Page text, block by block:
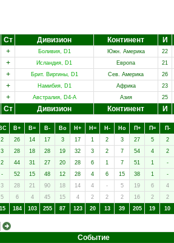
Ст Дивизион Континент И
+ Боливия, D1 Южн. Америка 22
+ Исландия, D1 Европа 21
+ Брит. Виргины, D1 Сев. Америка 26
+ Намибия, D1 Африка 23
+ Австралия, D4-A Азия 25
Ст Дивизион Континент И
ВC В+ В= В- Вo Н+ Н= Н- Нo П+ П= П-
2 26 14 17 3 17 1 2 3 27 5 2
3 28 18 28 19 32 3 2 7 54 4 2
2 44 31 27 20 28 6 1 7 51 1 -
- 52 15 48 12 28 4 6 15 38 1 -
3 28 21 90 18 14 4 - 5 19 6 4
5 6 4 45 15 4 2 2 2 16 2 2
15 184 103 255 87 123 20 13 39 205 19 10
Событие